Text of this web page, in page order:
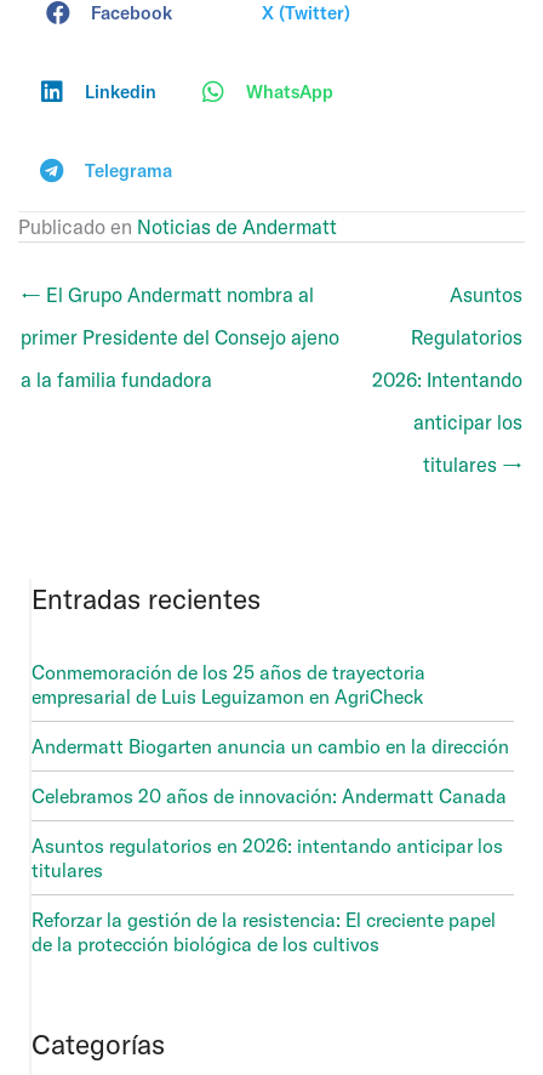
Facebook X (Twitter)
Linkedin WhatsApp
Telegrama
Publicado en Noticias de Andermatt
← El Grupo Andermatt nombra al
primer Presidente del Consejo ajeno
a la familia fundadora
Asuntos
Regulatorios
2026: Intentando
anticipar los
titulares →
Entradas recientes
Conmemoración de los 25 años de trayectoria
empresarial de Luis Leguizamon en AgriCheck
Andermatt Biogarten anuncia un cambio en la dirección
Celebramos 20 años de innovación: Andermatt Canada
Asuntos regulatorios en 2026: intentando anticipar los
titulares
Reforzar la gestión de la resistencia: El creciente papel
de la protección biológica de los cultivos
Categorías